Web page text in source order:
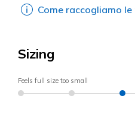
Come raccogliamo le
Sizing
Feels full size too small